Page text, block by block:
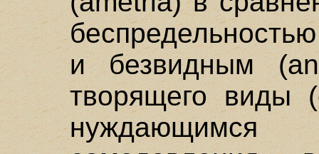
и безвидным
творящего виды